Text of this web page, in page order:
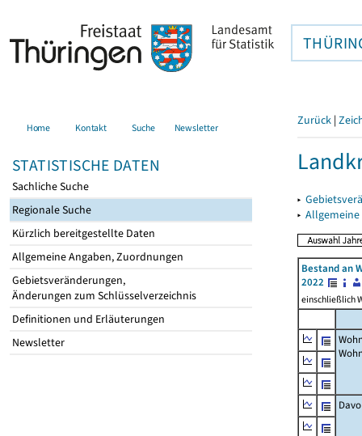
Home Kontakt Suche Newsletter
STATISTISCHE DATEN
Sachliche Suche
Regionale Suche
Kürzlich bereitgestellte Daten
Allgemeine Angaben, Zuordnungen
Gebietsveränderungen,
Änderungen zum Schlüsselverzeichnis
Definitionen und Erläuterungen
Newsletter
Zurück |
▸
▸
Bestand an
2022
einschließlich